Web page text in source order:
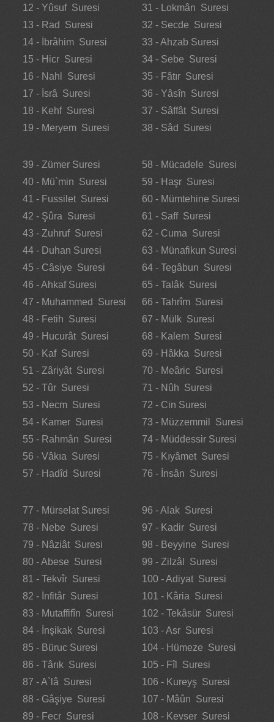
12 - Yûsuf Suresi
13 - Rad Suresi
14 - İbrâhim Suresi
15 - Hicr Suresi
16 - Nahl Suresi
17 - İsrâ Suresi
18 - Kehf Suresi
19 - Meryem Suresi
31 - Lokmân Suresi
32 - Secde Suresi
33 - Ahzab Suresi
34 - Sebe Suresi
35 - Fâtır Suresi
36 - Yâsîn Suresi
37 - Sâffât Suresi
38 - Sâd Suresi
39 - Zümer Suresi
40 - Mü`min Suresi
41 - Fussilet Suresi
42 - Şûra Suresi
43 - Zuhruf Suresi
44 - Duhan Suresi
45 - Câsiye Suresi
46 - Ahkaf Suresi
47 - Muhammed Suresi
48 - Fetih Suresi
49 - Hucurât Suresi
50 - Kaf Suresi
51 - Zâriyât Suresi
52 - Tûr Suresi
53 - Necm Suresi
54 - Kamer Suresi
55 - Rahmân Suresi
56 - Vâkıa Suresi
57 - Hadîd Suresi
58 - Mücadele Suresi
59 - Haşr Suresi
60 - Mümtehine Suresi
61 - Saff Suresi
62 - Cuma Suresi
63 - Münafikun Suresi
64 - Tegâbun Suresi
65 - Talâk Suresi
66 - Tahrîm Suresi
67 - Mülk Suresi
68 - Kalem Suresi
69 - Hâkka Suresi
70 - Meâric Suresi
71 - Nûh Suresi
72 - Cin Suresi
73 - Müzzemmil Suresi
74 - Müddessir Suresi
75 - Kıyâmet Suresi
76 - İnsân Suresi
77 - Mürselat Suresi
78 - Nebe Suresi
79 - Nâziât Suresi
80 - Abese Suresi
81 - Tekvîr Suresi
82 - İnfitâr Suresi
83 - Mutaffifîn Suresi
84 - İnşikak Suresi
85 - Büruc Suresi
86 - Târık Suresi
87 - A`lâ Suresi
88 - Gâşiye Suresi
89 - Fecr Suresi
96 - Alak Suresi
97 - Kadir Suresi
98 - Beyyine Suresi
99 - Zilzâl Suresi
100 - Adiyat Suresi
101 - Kâria Suresi
102 - Tekâsür Suresi
103 - Asr Suresi
104 - Hümeze Suresi
105 - Fîl Suresi
106 - Kureyş Suresi
107 - Mâûn Suresi
108 - Kevser Suresi